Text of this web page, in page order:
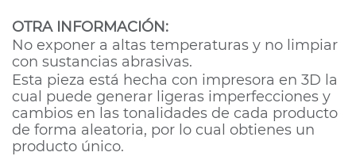
OTRA INFORMACIÓN:
No exponer a altas temperaturas y no limpiar
con sustancias abrasivas.
Esta pieza está hecha con impresora en 3D la
cual puede generar ligeras imperfecciones y
cambios en las tonalidades de cada producto
de forma aleatoria, por lo cual obtienes un
producto único.